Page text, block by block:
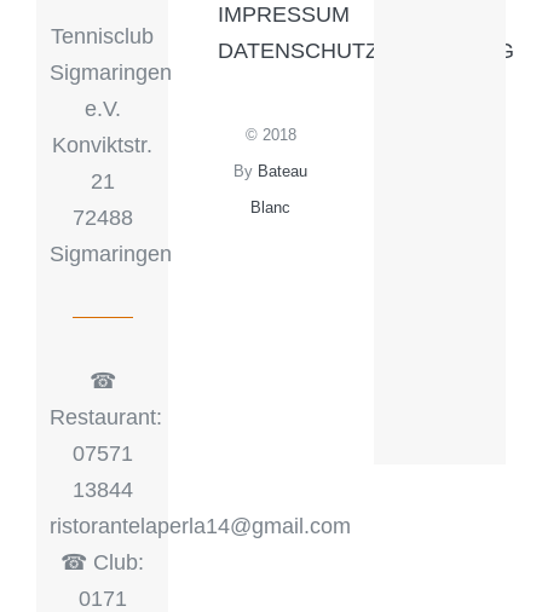
Tennisclub
Sigmaringen
e.V.
Konviktstr.
21
72488
Sigmaringen
☎︎
Restaurant:
07571
13844
ristorantelaperla14@gmail.com
☎︎ Club:
0171
IMPRESSUM
DATENSCHUTZERKLÄRUNG
© 2018
By Bateau
Blanc